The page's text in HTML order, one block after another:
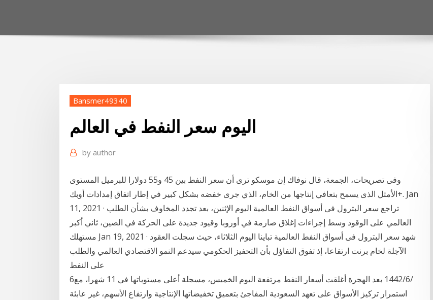
Bansmer49340
اليوم سعر النفط في العالم
by author
وفى تصريحات، الجمعة، قال نوفاك إن موسكو ترى أن سعر النفط بين 45 و55 دولارا للبرميل المستوى
الأمثل الذى يسمح بتعافي إنتاجها من الخام، الذي جرى خفضه بشكل كبير في إطار اتفاق إمدادات أوبك+. Jan
11, 2021 · تراجع سعر البترول فى أسواق النفط العالمية اليوم الإثنين، بعد تجدد المخاوف بشأن الطلب
العالمي على الوقود وسط إجراءات إغلاق صارمة في أوروبا وقيود جديدة على الحركة في الصين، ثاني أكبر
مستهلك Jan 19, 2021 · شهد سعر البترول فى أسواق النفط العالمية تباينا اليوم الثلاثاء، حيث سجلت العقود
الآجلة لخام برنت ارتفاعا، إذ تفوق التفاؤل بأن التحفيز الحكومي سيدعم النمو الاقتصادي العالمي والطلب
على النفط
6‏‏/6‏‏/1442 بعد الهجرة أغلقت أسعار النفط مرتفعة اليوم الخميس، مسجلة أعلى مستوياتها في 11 شهرا، مع
استمرار تركيز الأسواق على تعهد السعودية المفاجئ بتعميق تخفيضاتها الإنتاجية وارتفاع الأسهم، غير عابئة